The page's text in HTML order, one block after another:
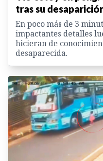
tras su
En poco más de 3
impactantes detalles
hicieran de
desaparecida.